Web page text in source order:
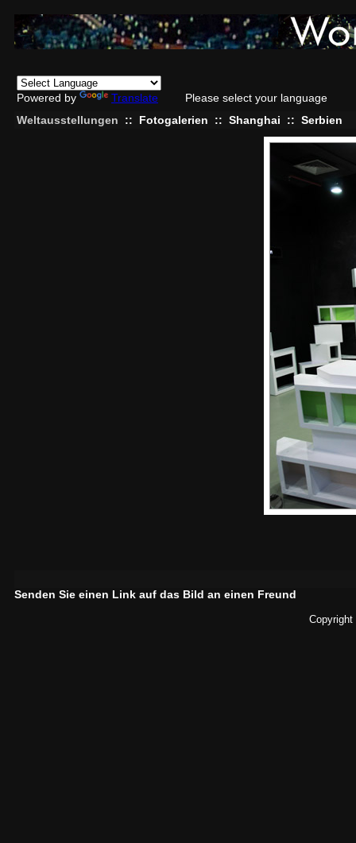
Powered by Translate
Please select your language
Weltausstellungen
:: Fotogalerien :: Shanghai :: Serbien
Senden Sie einen Link auf das Bild an einen Freund